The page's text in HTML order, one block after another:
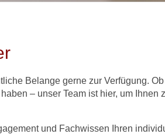
Belange gerne zur Verfügung.
– unser Team ist hier, um Ihnen
und Fachwissen Ihren